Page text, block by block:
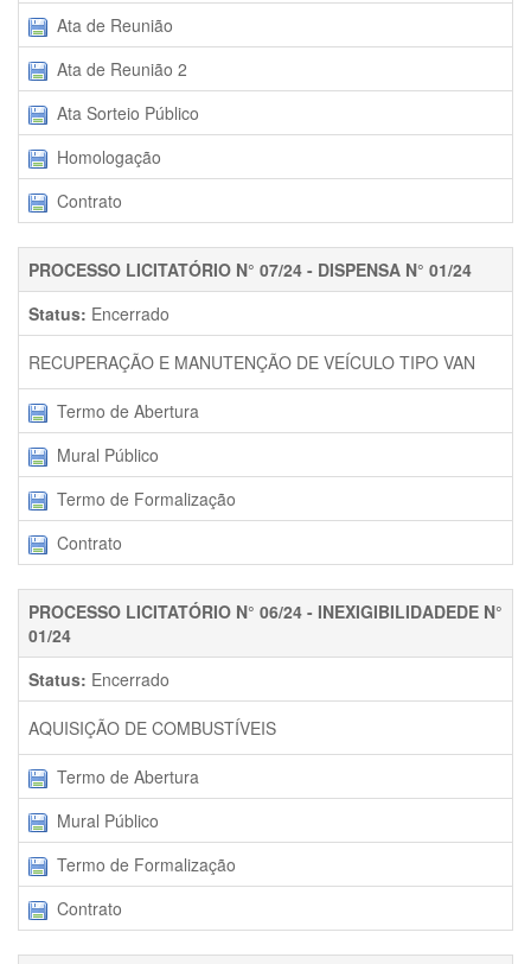
Ata de Reunião
Ata de Reunião 2
Ata Sorteio Público
Homologação
Contrato
PROCESSO LICITATÓRIO N° 07/24 - DISPENSA N° 01/24
Status: Encerrado
RECUPERAÇÃO E MANUTENÇÃO DE VEÍCULO TIPO VAN
Termo de Abertura
Mural Público
Termo de Formalização
Contrato
PROCESSO LICITATÓRIO N° 06/24 - INEXIGIBILIDADEDE N°
01/24
Status: Encerrado
AQUISIÇÃO DE COMBUSTÍVEIS
Termo de Abertura
Mural Público
Termo de Formalização
Contrato